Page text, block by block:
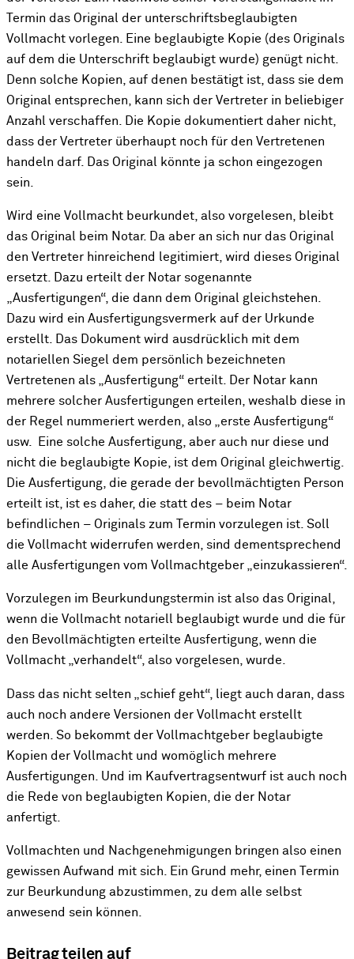
Termin das Original der unterschriftsbeglaubigten
Vollmacht vorlegen. Eine beglaubigte Kopie (des Originals
auf dem die Unterschrift beglaubigt wurde) genügt nicht.
Denn solche Kopien, auf denen bestätigt ist, dass sie dem
Original entsprechen, kann sich der Vertreter in beliebiger
Anzahl verschaffen. Die Kopie dokumentiert daher nicht,
dass der Vertreter überhaupt noch für den Vertretenen
handeln darf. Das Original könnte ja schon eingezogen
sein.
Wird eine Vollmacht beurkundet, also vorgelesen, bleibt
das Original beim Notar. Da aber an sich nur das Original
den Vertreter hinreichend legitimiert, wird dieses Original
ersetzt. Dazu erteilt der Notar sogenannte
„Ausfertigungen“, die dann dem Original gleichstehen.
Dazu wird ein Ausfertigungsvermerk auf der Urkunde
erstellt. Das Dokument wird ausdrücklich mit dem
notariellen Siegel dem persönlich bezeichneten
Vertretenen als „Ausfertigung“ erteilt. Der Notar kann
mehrere solcher Ausfertigungen erteilen, weshalb diese in
der Regel nummeriert werden, also „erste Ausfertigung“
usw. Eine solche Ausfertigung, aber auch nur diese und
nicht die beglaubigte Kopie, ist dem Original gleichwertig.
Die Ausfertigung, die gerade der bevollmächtigten Person
erteilt ist, ist es daher, die statt des – beim Notar
befindlichen – Originals zum Termin vorzulegen ist. Soll
die Vollmacht widerrufen werden, sind dementsprechend
alle Ausfertigungen vom Vollmachtgeber „einzukassieren“.
Vorzulegen im Beurkundungstermin ist also das Original,
wenn die Vollmacht notariell beglaubigt wurde und die für
den Bevollmächtigten erteilte Ausfertigung, wenn die
Vollmacht „verhandelt“, also vorgelesen, wurde.
Dass das nicht selten „schief geht“, liegt auch daran, dass
auch noch andere Versionen der Vollmacht erstellt
werden. So bekommt der Vollmachtgeber beglaubigte
Kopien der Vollmacht und womöglich mehrere
Ausfertigungen. Und im Kaufvertragsentwurf ist auch noch
die Rede von beglaubigten Kopien, die der Notar
anfertigt.
Vollmachten und Nachgenehmigungen bringen also einen
gewissen Aufwand mit sich. Ein Grund mehr, einen Termin
zur Beurkundung abzustimmen, zu dem alle selbst
anwesend sein können.
Beitrag teilen auf